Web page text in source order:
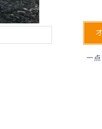
一